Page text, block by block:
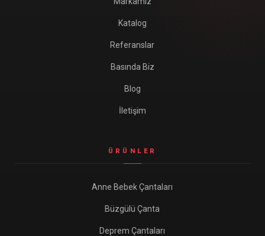
Katalog
Referanslar
Basında Biz
Blog
İletişim
ÜRÜNLER
Anne Bebek Çantaları
Büzgülü Çanta
Deprem Çantaları